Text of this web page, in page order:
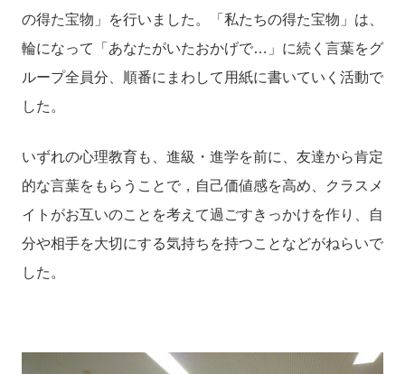
の得た宝物」を行いました。「私たちの得た宝物」は、
輪になって「あなたがいたおかげで…」に続く言葉をグ
ループ全員分、順番にまわして用紙に書いていく活動で
した。
いずれの心理教育も、進級・進学を前に、友達から肯定
的な言葉をもらうことで，自己価値感を高め、クラスメ
イトがお互いのことを考えて過ごすきっかけを作り、自
分や相手を大切にする気持ちを持つことなどがねらいで
した。